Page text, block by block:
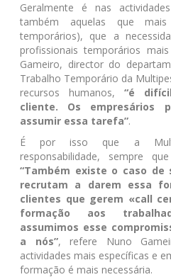
Geralmente é nas
também aquelas que mais
temporários), que a
profissionais temporários
Gameiro, director do
Trabalho Temporário da
recursos humanos, “é
cliente. Os empresários
assumir essa tarefa”.
É por isso que a
responsabilidade, sempre
“Também existe o caso de
recrutam a darem essa
clientes que gerem «call
formação aos
assumimos esse
a nós”, refere Nuno
actividades mais específicas e
formação é mais necessária.